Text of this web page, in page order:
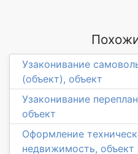
Узаконивание
(объект), объект
Узаконивание
объект
Оформление
недвижимость, объект